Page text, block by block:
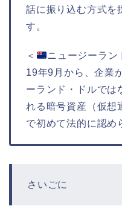
話に振り込む方式を
す。
＜
ニュージーラン
19年9月から、企業
ーランド・ドルでは
れる暗号資産（仮想
で初めて法的に認め
さいごに